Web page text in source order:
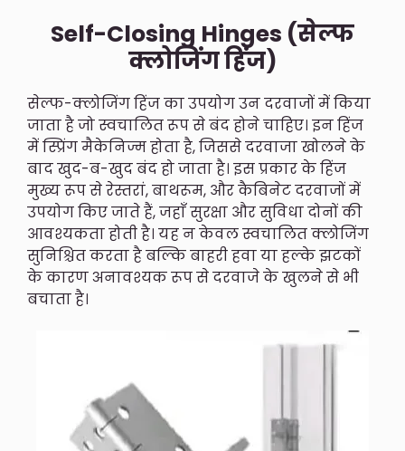
Self-Closing Hinges (सेल्फ
क्लोजिंग हिंज)
सेल्फ-क्लोजिंग हिंज का उपयोग उन दरवाजों में किया
जाता है जो स्वचालित रूप से बंद होने चाहिए। इन हिंज
में स्प्रिंग मैकेनिज्म होता है, जिससे दरवाजा खोलने के
बाद खुद-ब-खुद बंद हो जाता है। इस प्रकार के हिंज
मुख्य रूप से रेस्तरां, बाथरूम, और कैबिनेट दरवाजों में
उपयोग किए जाते हैं, जहाँ सुरक्षा और सुविधा दोनों की
आवश्यकता होती है। यह न केवल स्वचालित क्लोजिंग
सुनिश्चित करता है बल्कि बाहरी हवा या हल्के झटकों
के कारण अनावश्यक रूप से दरवाजे के खुलने से भी
बचाता है।